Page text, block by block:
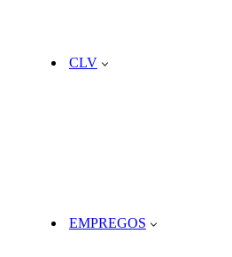
CLV
EMPREGOS